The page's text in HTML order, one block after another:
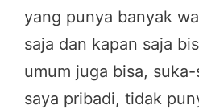
yang punya banyak
saja dan kapan saja
umum juga bisa,
saya pribadi, tidak